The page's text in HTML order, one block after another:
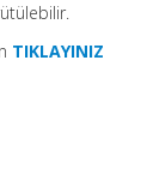
TIKLAYINIZ